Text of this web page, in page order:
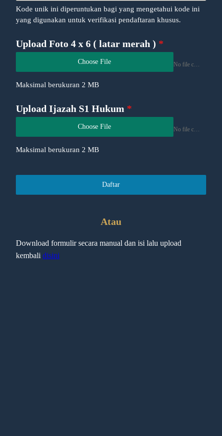
Kode unik ini diperuntukan bagi yang mengetahui kode ini
yang digunakan untuk verifikasi pendaftaran khusus.
Upload Foto 4 x 6 ( latar merah ) *
Choose File No file chosen
Maksimal berukuran 2 MB
Upload Ijazah S1 Hukum *
Choose File No file chosen
Maksimal berukuran 2 MB
Daftar
Atau
Download formulir secara manual dan isi lalu upload
kembali disini